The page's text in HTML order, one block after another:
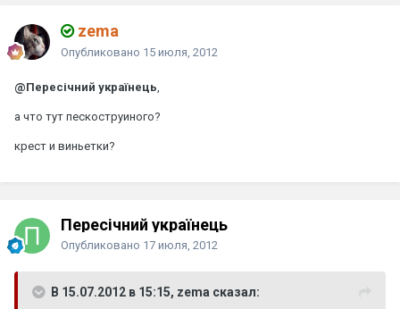
zema
Опубликовано 15 июля, 2012
@Пересічний українець,
а что тут пескоструиного?
крест и виньетки?
Пересічний українець
Опубликовано 17 июля, 2012
В 15.07.2012 в 15:15, zema сказал: